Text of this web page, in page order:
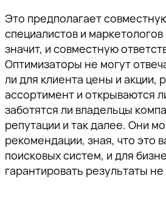
Это предполагает
специалистов и маркетологов
значит, и совместную
Оптимизаторы не могут
ли для клиента цены и акции,
ассортимент и открываются
заботятся ли владельцы
репутации и так далее. Они
рекомендации, зная, что это
поисковых систем, и для
гарантировать результаты не